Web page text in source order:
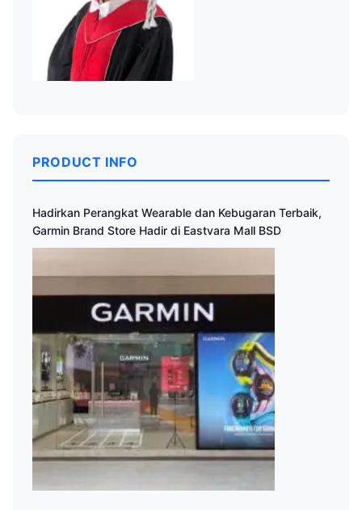
PRODUCT INFO
Hadirkan Perangkat Wearable dan Kebugaran Terbaik,
Garmin Brand Store Hadir di Eastvara Mall BSD